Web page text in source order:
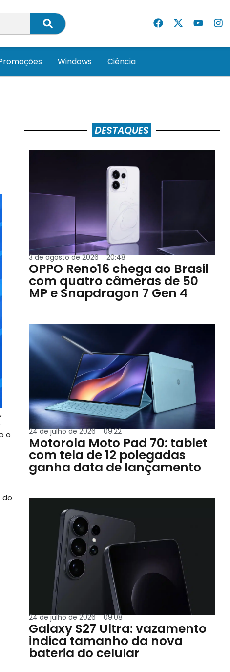
Windows Ciência
o
do
DESTAQUES
3 de agosto de 2026 20:48
OPPO Reno16 chega ao Brasil
com quatro câmeras de 50
MP e Snapdragon 7 Gen 4
24 de julho de 2026 09:22
Motorola Moto Pad 70: tablet
com tela de 12 polegadas
ganha data de lançamento
24 de julho de 2026 09:08
Galaxy S27 Ultra: vazamento
indica tamanho da nova
bateria do celular